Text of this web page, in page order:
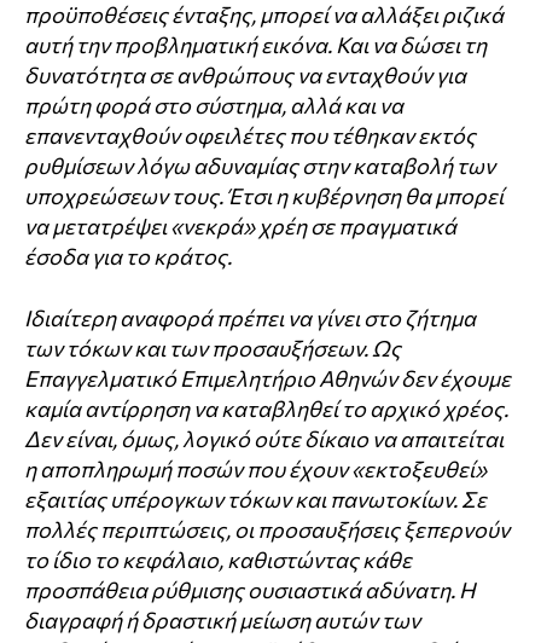
προϋποθέσεις ένταξης, μπορεί να αλλάξει ριζικά
αυτή την προβληματική εικόνα. Και να δώσει τη
δυνατότητα σε ανθρώπους να ενταχθούν για
πρώτη φορά στο σύστημα, αλλά και να
επανενταχθούν οφειλέτες που τέθηκαν εκτός
ρυθμίσεων λόγω αδυναμίας στην καταβολή των
υποχρεώσεων τους. Έτσι η κυβέρνηση θα μπορεί
να μετατρέψει «νεκρά» χρέη σε πραγματικά
έσοδα για το κράτος.
Ιδιαίτερη αναφορά πρέπει να γίνει στο ζήτημα
των τόκων και των προσαυξήσεων. Ως
Επαγγελματικό Επιμελητήριο Αθηνών δεν έχουμε
καμία αντίρρηση να καταβληθεί το αρχικό χρέος.
Δεν είναι, όμως, λογικό ούτε δίκαιο να απαιτείται
η αποπληρωμή ποσών που έχουν «εκτοξευθεί»
εξαιτίας υπέρογκων τόκων και πανωτοκίων. Σε
πολλές περιπτώσεις, οι προσαυξήσεις ξεπερνούν
το ίδιο το κεφάλαιο, καθιστώντας κάθε
προσπάθεια ρύθμισης ουσιαστικά αδύνατη. Η
διαγραφή ή δραστική μείωση αυτών των